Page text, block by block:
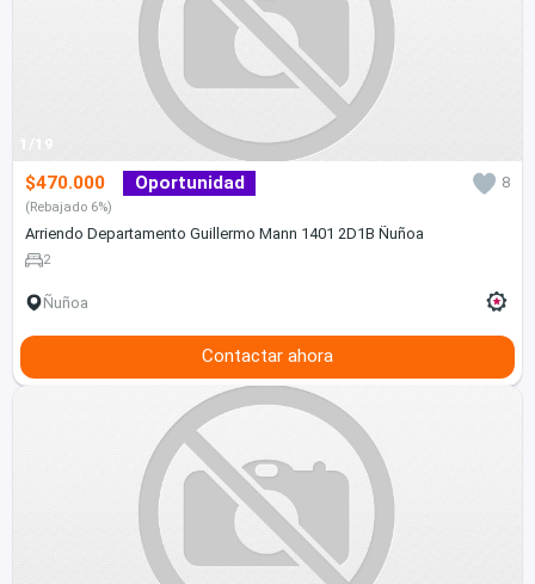
1/19
$470.000 Oportunidad 8
(Rebajado 6%)
Arriendo Departamento Guillermo Mann 1401 2D1B Ñuñoa
2
Ñuñoa
Contactar ahora